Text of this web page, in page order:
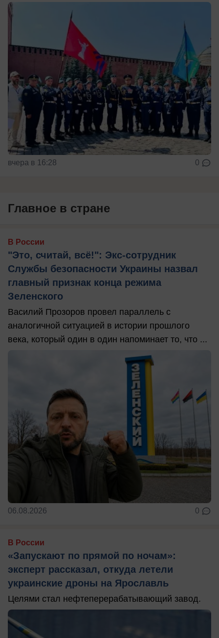
вчера в 16:28 0
Главное в стране
В России
"Это, считай, всё!": Экс-сотрудник
Службы безопасности Украины назвал
главный признак конца режима
Зеленского
Василий Прозоров провел параллель с
аналогичной ситуацией в истории прошлого
века, который один в один напоминает то, что ...
06.08.2026 0
В России
«Запускают по прямой по ночам»:
эксперт рассказал, откуда летели
украинские дроны на Ярославль
Целями стал нефтеперерабатывающий завод.